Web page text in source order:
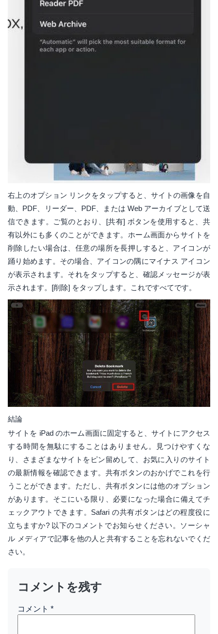
右上のオプション リンクをタップすると、サイトの画像を自
動、PDF、リーダー、PDF、または Web アーカイブとして送
信できます。ご覧のとおり、[共有] ボタンを使用すると、共
有以外にも多くのことができます。ホーム画面からサイトを
削除したい場合は、任意の場所を長押しすると、アイコンが
踊り始めます。その場合、アイコンの隅にマイナス アイコン
が表示されます。それをタップすると、確認メッセージが表
示されます。[削除] をタップします。これですべてです。
結論
サイトを iPad のホーム画面に固定すると、サイトにアクセス
する時間を無駄にすることはありません。見つけやすくな
り、さまざまなサイトをピン留めして、お気に入りのサイト
の最新情報を確認できます。共有ボタンのおかげでこれを行
うことができます。ただし、共有ボタンには他のオプション
があります。そこにいる限り、必要になった場合に備えてチ
ェックアウトできます。Safari の共有ボタンはどの程度役に
立ちますか? 以下のコメントでお知らせください。ソーシャ
ル メディアで記事を他の人と共有することを忘れないでくだ
さい。
コメントを残す
コメント *